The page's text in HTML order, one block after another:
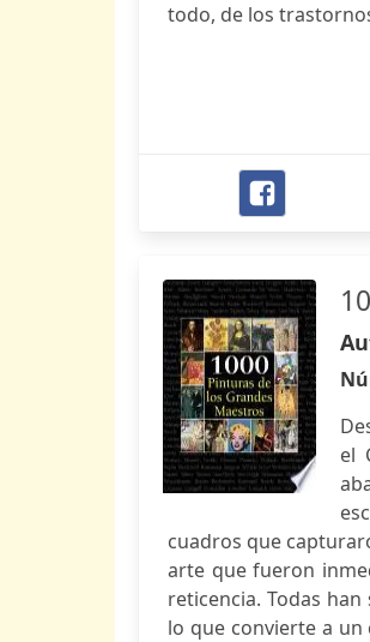
todo, de los
el
cuadros que
arte que fueron
reticencia. Todas
lo que convierte a